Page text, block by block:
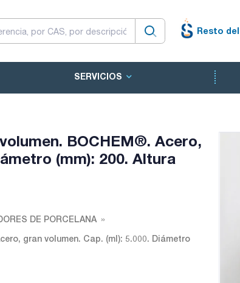
Resto
SERVICIOS
BOCHEM®. Acero,
(mm): 200. Altura
DE PORCELANA
gran volumen. Cap. (ml): 5.000. Diámetro